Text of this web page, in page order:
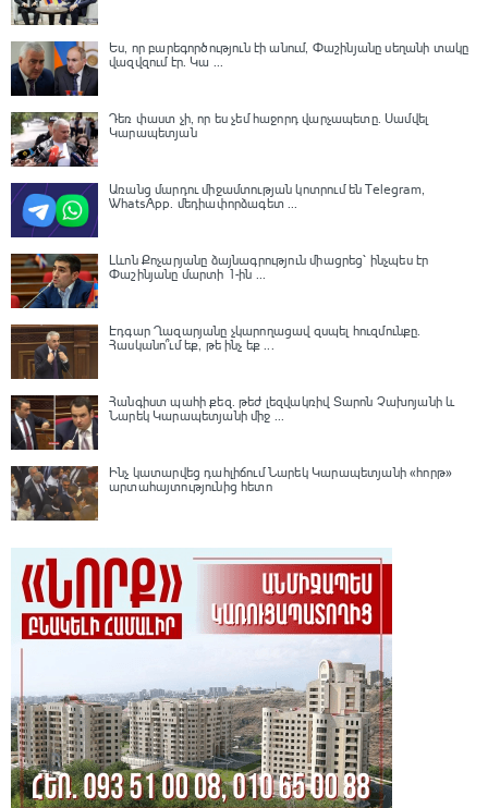
Ես, որ բարեգործություն էի անում, Փաշինյանը սեղանի տակը
վազվզում էր․ Կա ...
Դեռ փաստ չի, որ ես չեմ հաջորդ վարչապետը․ Սամվել
Կարապետյան
Առանց մարդու միջամտության կոտրում են Telegram,
WhatsApp․ մեդիափորձագետ ...
Լևոն Քոչարյանը ձայնագրություն միացրեց՝ ինչպես էր
Փաշինյանը մարտի 1-ին ...
Էդգար Ղազարյանը չկարողացավ զսպել հուզմունքը.
Հասկանո՞ւմ եք, թե ինչ եք ...
Հանգիստ պահի քեզ. թեժ լեզվակռիվ Տարոն Չախոյանի և
Նարեկ Կարապետյանի միջ ...
Ինչ կատարվեց դահլիճում Նարեկ Կարապետյանի «հորթ»
արտահայտությունից հետո